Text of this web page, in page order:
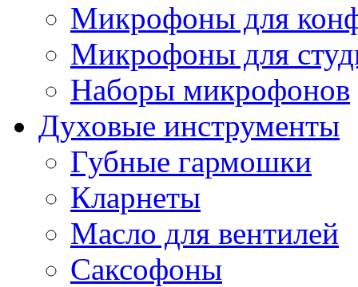
Микрофоны для
Микрофоны для
Наборы микрофонов
Духовые инструменты
Губные гармошки
Кларнеты
Масло для вентилей
Саксофоны